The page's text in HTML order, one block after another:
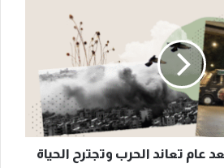
عام تعاند الحرب وتجترح الحياة